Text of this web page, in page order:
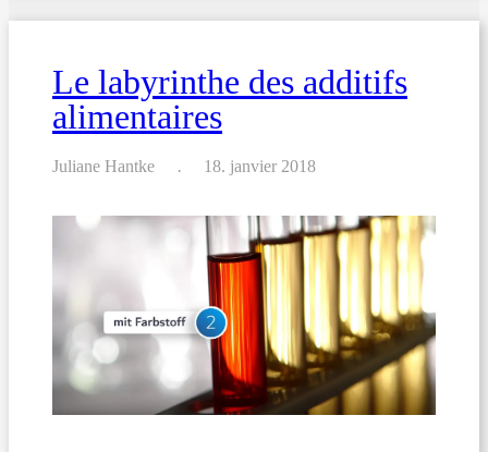
l'origine
Le labyrinthe des additifs
alimentaires
Juliane Hantke 18. janvier 2018